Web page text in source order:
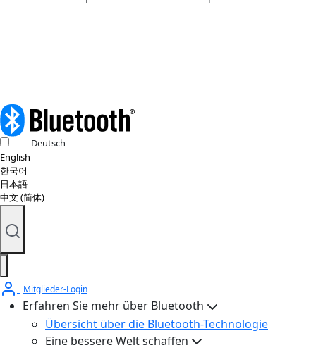
Deutsch
English
한국어
日本語
中文 (简体)
Mitglieder-Login
Erfahren Sie mehr über Bluetooth
Übersicht über die Bluetooth-Technologie
Eine bessere Welt schaffen